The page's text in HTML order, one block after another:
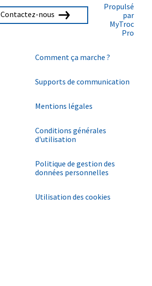
Contactez-nous
Propulsé
par
MyTroc
Pro
Comment ça marche ?
Supports de communication
Mentions légales
Conditions générales
d'utilisation
Politique de gestion des
données personnelles
Utilisation des cookies